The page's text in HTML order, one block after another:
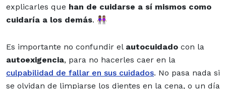
explicarles que han de cuidarse a sí mismos como
cuidaría a los demás. 👩🏾‍🤝‍👩🏽
Es importante no confundir el autocuidado con la
autoexigencia, para no hacerles caer en la
culpabilidad de fallar en sus cuidados. No pasa nada si
se olvidan de limpiarse los dientes en la cena, o un día